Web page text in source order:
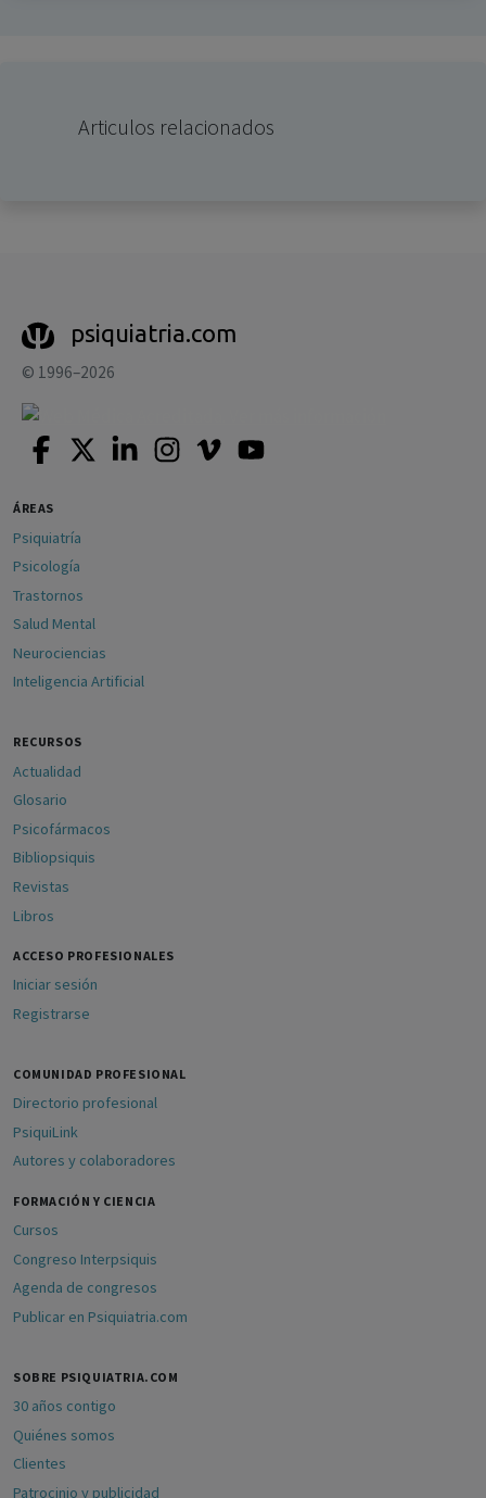
Articulos relacionados
psiquiatria.com
© 1996–2026
ÁREAS
Psiquiatría
Psicología
Trastornos
Salud Mental
Neurociencias
Inteligencia Artificial
RECURSOS
Actualidad
Glosario
Psicofármacos
Bibliopsiquis
Revistas
Libros
ACCESO PROFESIONALES
Iniciar sesión
Registrarse
COMUNIDAD PROFESIONAL
Directorio profesional
PsiquiLink
Autores y colaboradores
FORMACIÓN Y CIENCIA
Cursos
Congreso Interpsiquis
Agenda de congresos
Publicar en Psiquiatria.com
SOBRE PSIQUIATRIA.COM
30 años contigo
Quiénes somos
Clientes
Patrocinio y publicidad